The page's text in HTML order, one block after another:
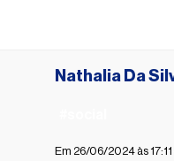
Nathalia Da
Em 26/06/2024 às